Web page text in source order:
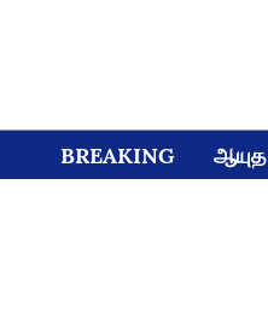
BREAKING ஆயுத